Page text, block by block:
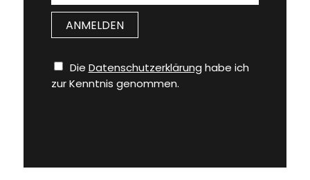
Die Datenschutzerklärung habe ich
zur Kenntnis genommen.